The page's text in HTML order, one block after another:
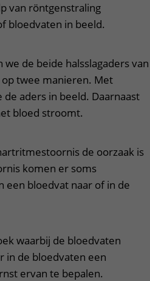
van röntgenstraling
bloedvaten in beeld.
de beide halsslagaders van
twee manieren. Met
aders in beeld. Daarnaast
bloed stroomt.
de oorzaak is
komen er soms
een bloedvat naar of in de
waarbij de bloedvaten
in de bloedvaten een
ervan te bepalen.